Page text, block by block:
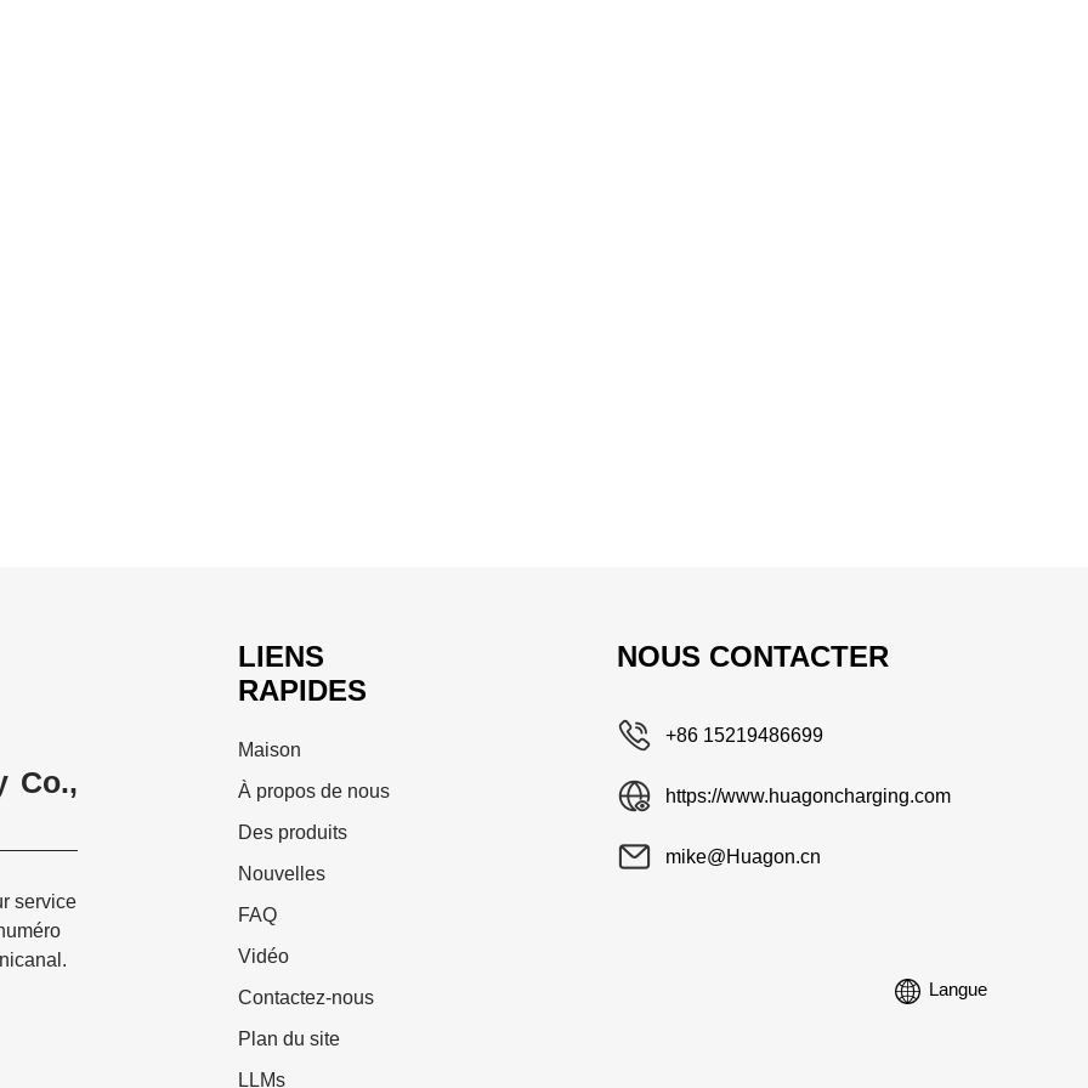
Co.,
service
LIENS
RAPIDES
Maison
À propos de nous
Des produits
Nouvelles
FAQ
Vidéo
Contactez-nous
Plan du site
LLMs
NOUS CONTACTER
+86 15219486699
https://www.huagoncharging.com
mike@Huagon.cn
Langue